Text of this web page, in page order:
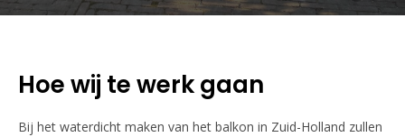
Hoe wij te werk gaan
Bij het waterdicht maken van het balkon in Zuid-Holland zullen